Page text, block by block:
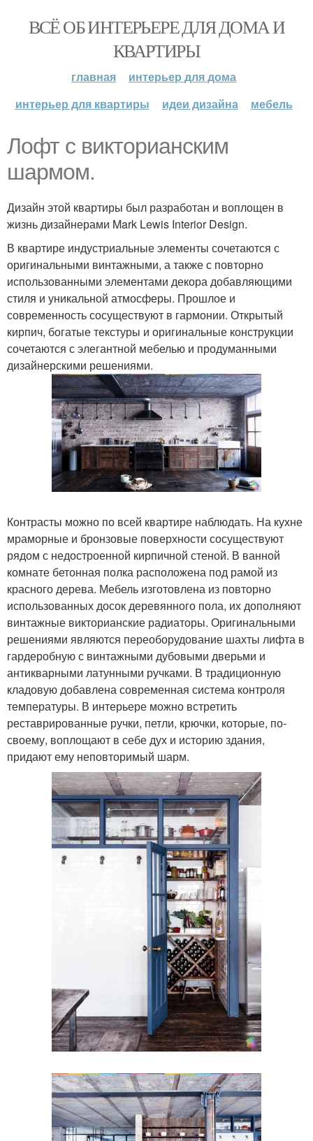
ВСЁ ОБ ИНТЕРЬЕРЕ ДЛЯ ДОМА И
КВАРТИРЫ
главная
интерьер для дома
интерьер для квартиры
идеи дизайна мебель
Лофт с викторианским
шармом.
Дизайн этой квартиры был разработан и воплощен в
жизнь дизайнерами Mark Lewis Interior Design.
В квартире индустриальные элементы сочетаются с
оригинальными винтажными, а также с повторно
использованными элементами декора добавляющими
стиля и уникальной атмосферы. Прошлое и
современность сосуществуют в гармонии. Открытый
кирпич, богатые текстуры и оригинальные конструкции
сочетаются с элегантной мебелью и продуманными
дизайнерскими решениями.
Контрасты можно по всей квартире наблюдать. На кухне
мраморные и бронзовые поверхности сосуществуют
рядом с недостроенной кирпичной стеной. В ванной
комнате бетонная полка расположена под рамой из
красного дерева. Мебель изготовлена из повторно
использованных досок деревянного пола, их дополняют
винтажные викторианские радиаторы. Оригинальными
решениями являются переоборудование шахты лифта в
гардеробную с винтажными дубовыми дверьми и
антикварными латунными ручками. В традиционную
кладовую добавлена современная система контроля
температуры. В интерьере можно встретить
реставрированные ручки, петли, крючки, которые, по-
своему, воплощают в себе дух и историю здания,
придают ему неповторимый шарм.